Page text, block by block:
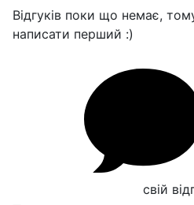
Відгуків поки що немає,
написати перший :)
свій